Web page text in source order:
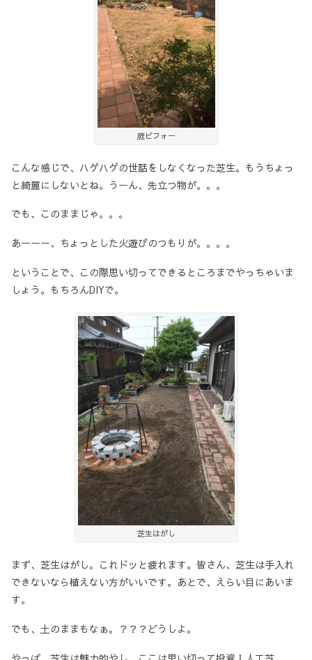
庭ビフォー
こんな感じで、ハゲハゲの世話をしなくなった芝生。もうちょっ
と綺麗にしないとね。うーん、先立つ物が。。。
でも、このままじゃ。。。
あーーー、ちょっとした火遊びのつもりが。。。。
ということで、この際思い切ってできるところまでやっちゃいま
しょう。もちろんDIYで。
芝生はがし
まず、芝生はがし。これドッと疲れます。皆さん、芝生は手入れ
できないなら植えない方がいいです。あとで、えらい目にあいま
す。
でも、土のままもなぁ。？？？どうしよ。